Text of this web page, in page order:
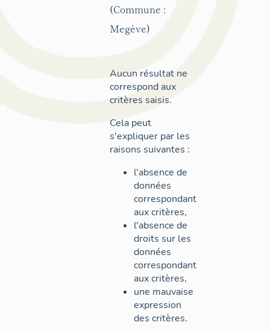
(Commune :
Megève)
Aucun résultat ne
correspond aux
critères saisis.
Cela peut
s'expliquer par les
raisons suivantes :
l'absence de
données
correspondant
aux critères,
l'absence de
droits sur les
données
correspondant
aux critères,
une mauvaise
expression
des critères.